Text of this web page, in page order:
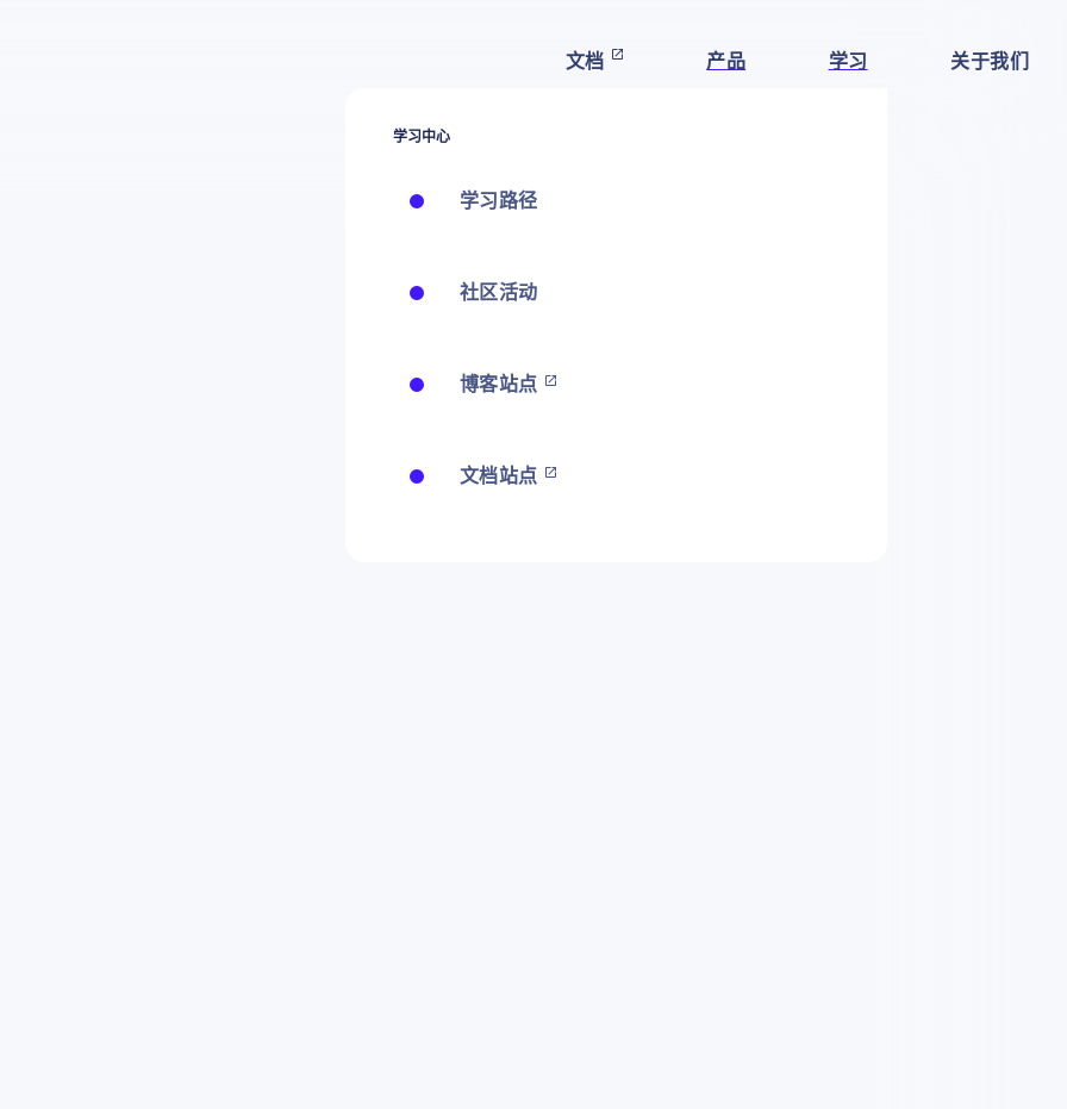
文档 产品 学习
学习中心
学习路径
社区活动
博客站点
文档站点
关于我们